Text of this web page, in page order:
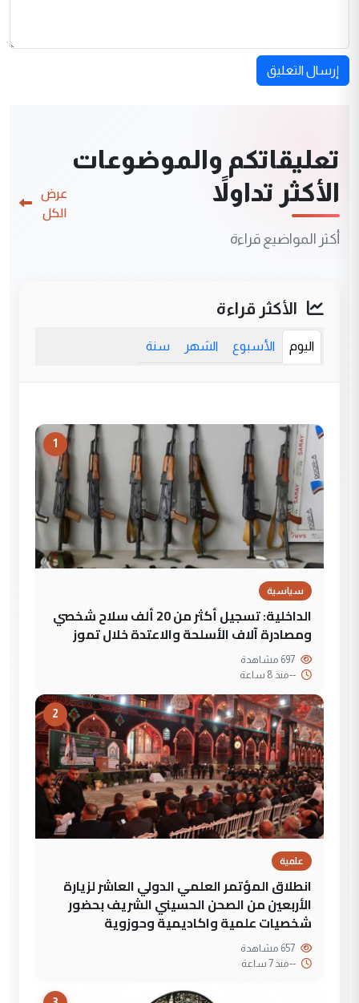
إرسال التعليق
تعليقاتكم والموضوعات
الأكثر تداولاً
أكثر المواضيع قراءة
عرض
الكل
الأكثر قراءة
اليوم الأسبوع الشهر سنة
1
سياسية
الداخلية: تسجيل أكثر من 20 ألف سلاح شخصي
ومصادرة آلاف الأسلحة والاعتدة خلال تموز
--منذ 8 ساعة
2
علمية
انطلاق المؤتمر العلمي الدولي العاشر لزيارة
الأربعين من الصحن الحسيني الشريف بحضور
شخصيات علمية واكاديمية وحوزوية
--منذ 7 ساعة